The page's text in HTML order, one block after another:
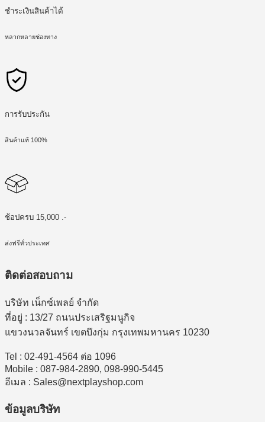
ชำระเงินสินค้าได้
หลากหลายช่องทาง
การรับประกัน
สินค้าแท้ 100%
ช้อปครบ 15,000 .-
ส่งฟรีทั่วประเทศ
ติดต่อสอบถาม
บริษัท เน็กซ์เพลย์ จำกัด
ที่อยู่ : 13/27 ถนนประเสริฐมนูกิจ
แขวงนวลจันทร์ เขตบึงกุ่ม กรุงเทพมหานคร 10230
Tel : 02-491-4564 ต่อ 1096
Mobile : 087-984-2890, 098-990-5445
อีเมล : Sales@nextplayshop.com
ข้อมูลบริษัท